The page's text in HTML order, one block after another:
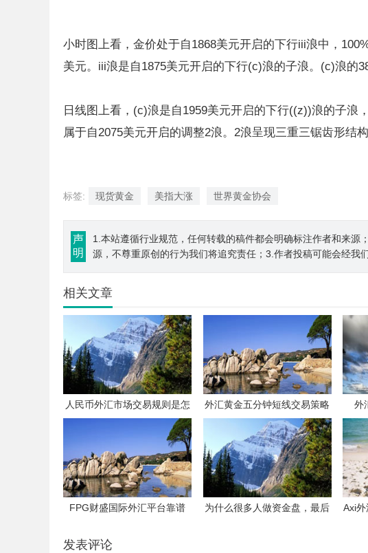
小时图上看，金价处于自1868美元开启的下行iii浪中，
美元。iii浪是自1875美元开启的下行(c)浪的子浪。(c)浪的
日线图上看，(c)浪是自1959美元开启的下行((z))浪的子浪
属于自2075美元开启的调整2浪。2浪呈现三重三锯齿形结
标签: 现货黄金 美指大涨 世界黄金协会
声
明
1.本站遵循行业规范，任何转载的稿件都会明确标注作者和来
源，不尊重原创的行为我们将追究责任；3.作者投稿可能会经我
相关文章
人民币外汇市场交易规则是怎
样的？
外汇黄金五分钟短线交易策略
有哪些方法？
外
FPG财盛国际外汇平台靠谱
为什么很多人做资金盘，最后
Axi
发表评论